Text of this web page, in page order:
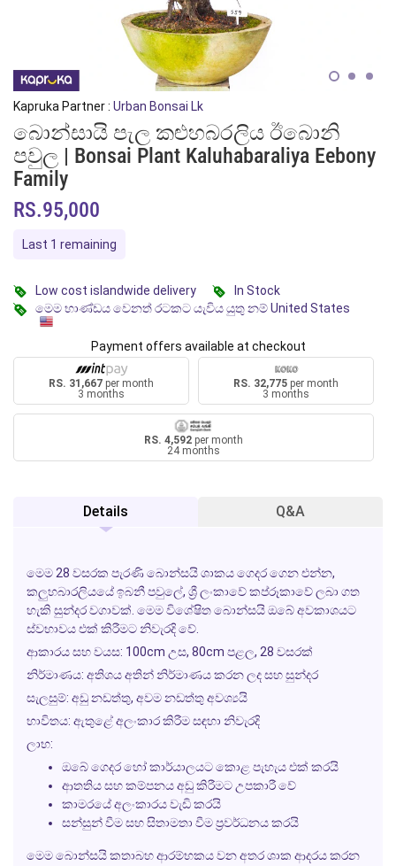
Kapruka Partner : Urban Bonsai Lk
බොන්සායි පැල කළුහබරලිය ඊබොනි
පවුල | Bonsai Plant Kaluhabaraliya Eebony
Family
RS.95,000
Last 1 remaining
Low cost islandwide delivery
In Stock
මෙම භාණ්ඩය වෙනත් රටකට යැවිය යුතු නම් United States
Payment offers available at checkout
RS. 31,667 per month
3 months
RS. 32,775 per month
3 months
RS. 4,592 per month
24 months
Details Q&A
මෙම 28 වසරක පැරණි බොන්සයි ශාකය ගෙදර ගෙන එන්න,
කලුහබාරලියයේ ඉබනී පවුලේ, ශ්‍රී ලංකාවේ කප්රූකාවේ ලබා ගත
හැකි සුන්දර වගාවක්. මෙම විශේෂිත බොන්සයි ඔබේ අවකාශයට
ස්වභාවය එක් කිරීමට නිවැරදි වේ.
ආකාරය සහ වයස: 100cm උස, 80cm පළල, 28 වසරක්
නිර්මාණය: අතිශය අතින් නිර්මාණය කරන ලද සහ සුන්දර
සැලසුම්: අඩු නඩත්තු, අවම නඩත්තු අවශ්‍යයි
භාවිතය: ඇතුළේ අලංකාර කිරීම සඳහා නිවැරදි
ලාභ:
ඔබේ ගෙදර හෝ කාර්යාලයට කොළ පැහැය එක් කරයි
ආතතිය සහ කම්පනය අඩු කිරීමට උපකාරී වේ
කාමරයේ අලංකාරය වැඩි කරයි
සන්සුන් වීම සහ සිතාමතා වීම ප්‍රවර්ධනය කරයි
මෙම බොන්සයි කතාබහ ආරම්භකය වන අතර ශාක ආදරය කරන